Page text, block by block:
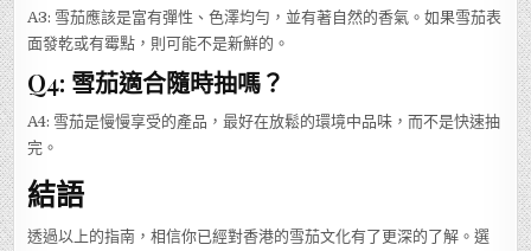
A3: 雪茄應該是富有彈性、色澤均勻，並有著自然的香氣。如果雪茄表
面發乾或有霉點，則可能不是新鮮的。
Q4: 雪茄適合隨時抽嗎？
A4: 雪茄是慢慢享受的產品，最好在放鬆的環境中品味，而不是快速抽
完。
結語
透過以上的指南，相信你已經對香港的雪茄文化有了更深的了解。選